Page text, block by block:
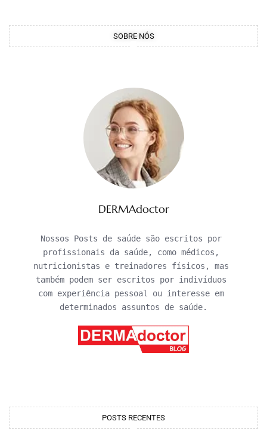
SOBRE NÓS
DERMAdoctor
Nossos Posts de saúde são escritos por
profissionais da saúde, como médicos,
nutricionistas e treinadores físicos, mas
também podem ser escritos por indivíduos
com experiência pessoal ou interesse em
determinados assuntos de saúde.
POSTS RECENTES